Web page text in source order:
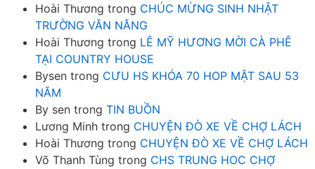
Hoài Thương trong CHÚC MỪNG SINH NHẬT
TRƯỜNG VĂN NĂNG
Hoài Thương trong LÊ MỸ HƯƠNG MỜI CÀ PHÊ
TẠI COUNTRY HOUSE
Bysen trong CƯU HS KHÓA 70 HOP MẶT SAU 53
NĂM
By sen trong TIN BUỒN
Lương Minh trong CHUYỆN ĐÒ XE VỀ CHỢ LÁCH
Hoài Thương trong CHUYỆN ĐÒ XE VỀ CHỢ LÁCH
Võ Thanh Tùng trong CHS TRUNG HOC CHỢ